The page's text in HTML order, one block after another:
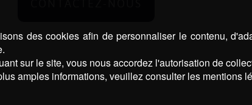
des cookies afin de personnaliser le contenu,
sur le site, vous nous accordez l'autorisation de
amples informations, veuillez consulter les mentions